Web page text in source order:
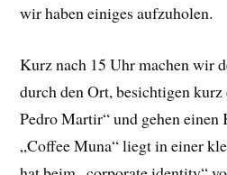
wir haben einiges aufzuholen.
Kurz nach 15 Uhr machen wir
durch den Ort, besichtigen
Pedro Martir“ und gehen einen
„Coffee Muna“ liegt in einer